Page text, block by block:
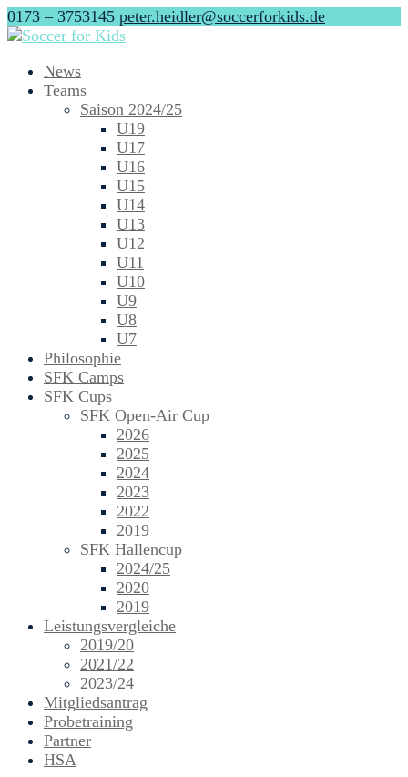
0173 – 3753145 peter.heidler@soccerforkids.de
News
Teams
Saison 2024/25
U19
U17
U16
U15
U14
U13
U12
U11
U10
U9
U8
U7
Philosophie
SFK Camps
SFK Cups
SFK Open-Air Cup
2026
2025
2024
2023
2022
2019
SFK Hallencup
2024/25
2020
2019
Leistungsvergleiche
2019/20
2021/22
2023/24
Mitgliedsantrag
Probetraining
Partner
HSA